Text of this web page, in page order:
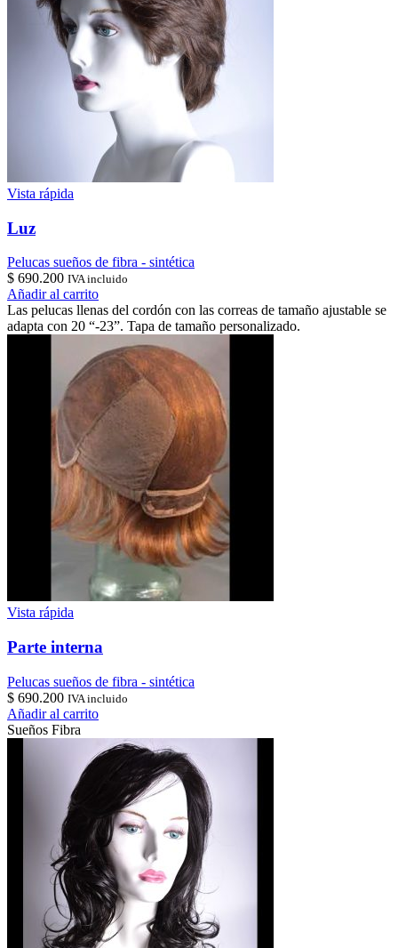
Vista rápida
Luz
Pelucas sueños de fibra - sintética
$ 690.200 IVA incluido
Añadir al carrito
Las pelucas llenas del cordón con las correas de tamaño ajustable se
adapta con 20 “-23”. Tapa de tamaño personalizado.
Vista rápida
Parte interna
Pelucas sueños de fibra - sintética
$ 690.200 IVA incluido
Añadir al carrito
Sueños Fibra